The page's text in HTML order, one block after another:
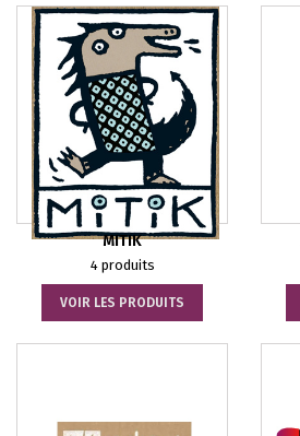
MITIK
4 produits
VOIR LES PRODUITS